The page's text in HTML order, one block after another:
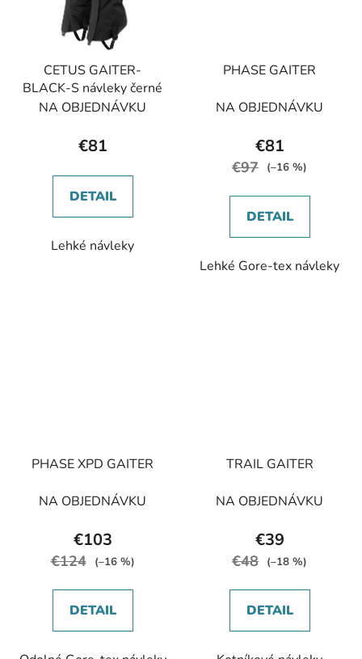
CETUS GAITER-
BLACK-S návleky černé
NA OBJEDNÁVKU
€81
DETAIL
Lehké návleky
PHASE GAITER
NA OBJEDNÁVKU
€81
€97 (–16 %)
DETAIL
Lehké Gore-tex návleky
PHASE XPD GAITER
NA OBJEDNÁVKU
€103
€124 (–16 %)
DETAIL
TRAIL GAITER
NA OBJEDNÁVKU
€39
€48 (–18 %)
DETAIL